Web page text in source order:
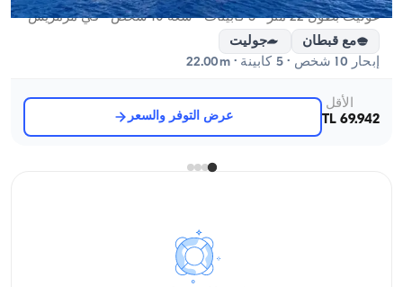
غوليت بطول 22 متر - 5 كابينات - سعة 10 شخص - في مرمريس
مع قبطان
جوليت
إبحار 10 شخص · 5 كابينة · 22.00m
الأقل
69.942 TL
عرض التوفر والسعر